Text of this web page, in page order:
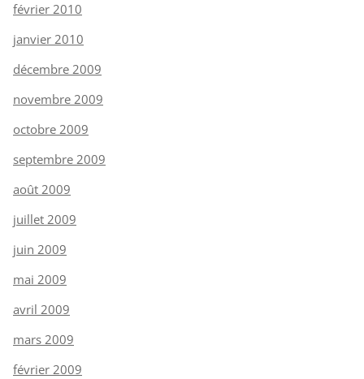
février 2010
janvier 2010
décembre 2009
novembre 2009
octobre 2009
septembre 2009
août 2009
juillet 2009
juin 2009
mai 2009
avril 2009
mars 2009
février 2009